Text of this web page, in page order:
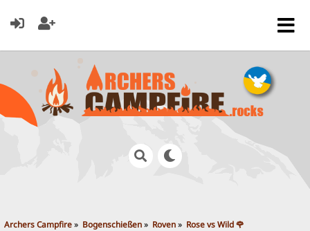
Archers Campfire» Bogenschießen» Roven» Rose vs Wild 🌹